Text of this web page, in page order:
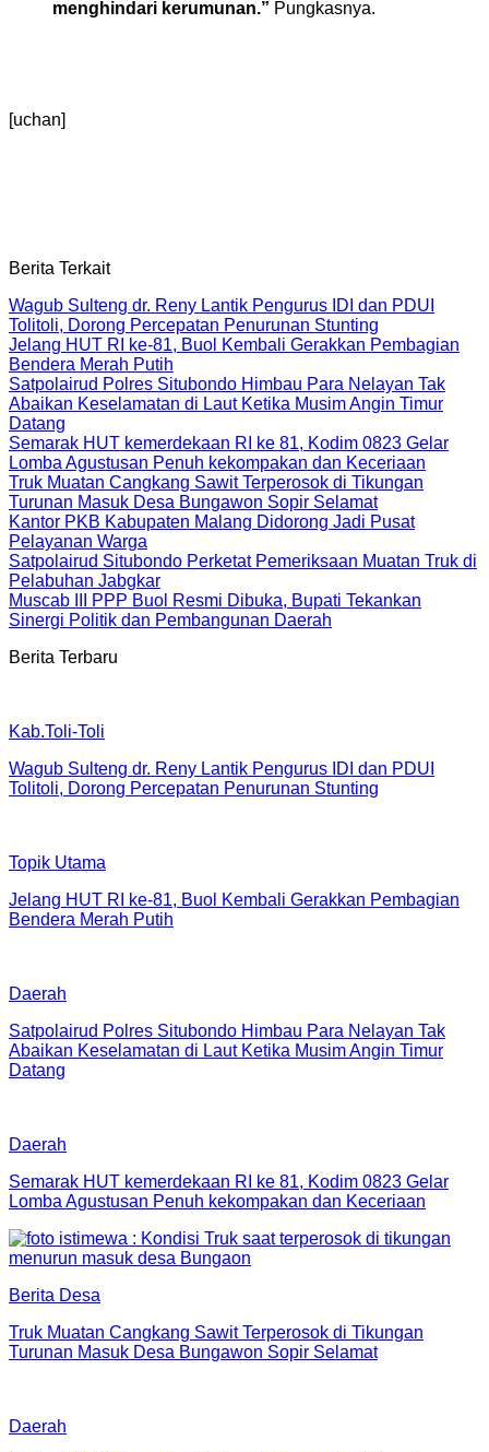
menghindari kerumunan.” Pungkasnya.
[uchan]
Berita Terkait
Wagub Sulteng dr. Reny Lantik Pengurus IDI dan PDUI
Tolitoli, Dorong Percepatan Penurunan Stunting
Jelang HUT RI ke-81, Buol Kembali Gerakkan Pembagian
Bendera Merah Putih
Satpolairud Polres Situbondo Himbau Para Nelayan Tak
Abaikan Keselamatan di Laut Ketika Musim Angin Timur
Datang
Semarak HUT kemerdekaan RI ke 81, Kodim 0823 Gelar
Lomba Agustusan Penuh kekompakan dan Keceriaan
Truk Muatan Cangkang Sawit Terperosok di Tikungan
Turunan Masuk Desa Bungawon Sopir Selamat
Kantor PKB Kabupaten Malang Didorong Jadi Pusat
Pelayanan Warga
Satpolairud Situbondo Perketat Pemeriksaan Muatan Truk di
Pelabuhan Jabgkar
Muscab III PPP Buol Resmi Dibuka, Bupati Tekankan
Sinergi Politik dan Pembangunan Daerah
Berita Terbaru
Kab.Toli-Toli
Wagub Sulteng dr. Reny Lantik Pengurus IDI dan PDUI
Tolitoli, Dorong Percepatan Penurunan Stunting
Topik Utama
Jelang HUT RI ke-81, Buol Kembali Gerakkan Pembagian
Bendera Merah Putih
Daerah
Satpolairud Polres Situbondo Himbau Para Nelayan Tak
Abaikan Keselamatan di Laut Ketika Musim Angin Timur
Datang
Daerah
Semarak HUT kemerdekaan RI ke 81, Kodim 0823 Gelar
Lomba Agustusan Penuh kekompakan dan Keceriaan
Berita Desa
Truk Muatan Cangkang Sawit Terperosok di Tikungan
Turunan Masuk Desa Bungawon Sopir Selamat
Daerah